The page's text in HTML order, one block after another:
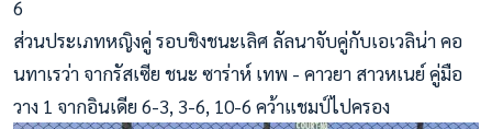
6
ส่วนประเภทหญิงคู่ รอบชิงชนะเลิศ ลัลนาจับคู่กับเอเวลิน่า คอ
นทาเรว่า จากรัสเซีย ชนะ ซาร่าห์ เทพ - คาวยา สาวหเนย์ คู่มือ
วาง 1 จากอินเดีย 6-3, 3-6, 10-6 คว้าแชมป์ไปครอง